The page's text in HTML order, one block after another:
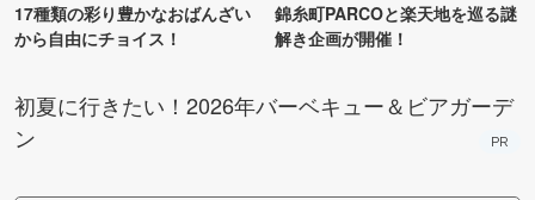
17種類の彩り豊かなおばんざい
から自由にチョイス！
錦糸町PARCOと楽天地を巡る謎
解き企画が開催！
初夏に行きたい！2026年バーベキュー＆ビアガーデ
ン
PR